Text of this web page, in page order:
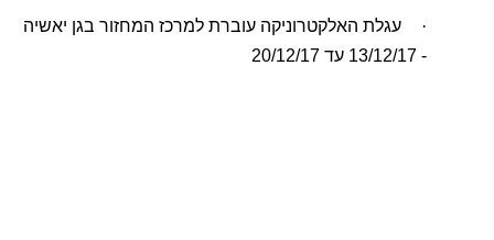
·
עגלת האלקטרוניקה עוברת למרכז המחזור בגן יאשיה
- 13/12/17 עד 20/12/17